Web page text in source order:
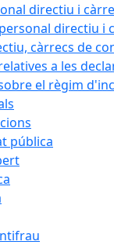
directiu i
directiu i
càrrecs de
a les
el règim
pública